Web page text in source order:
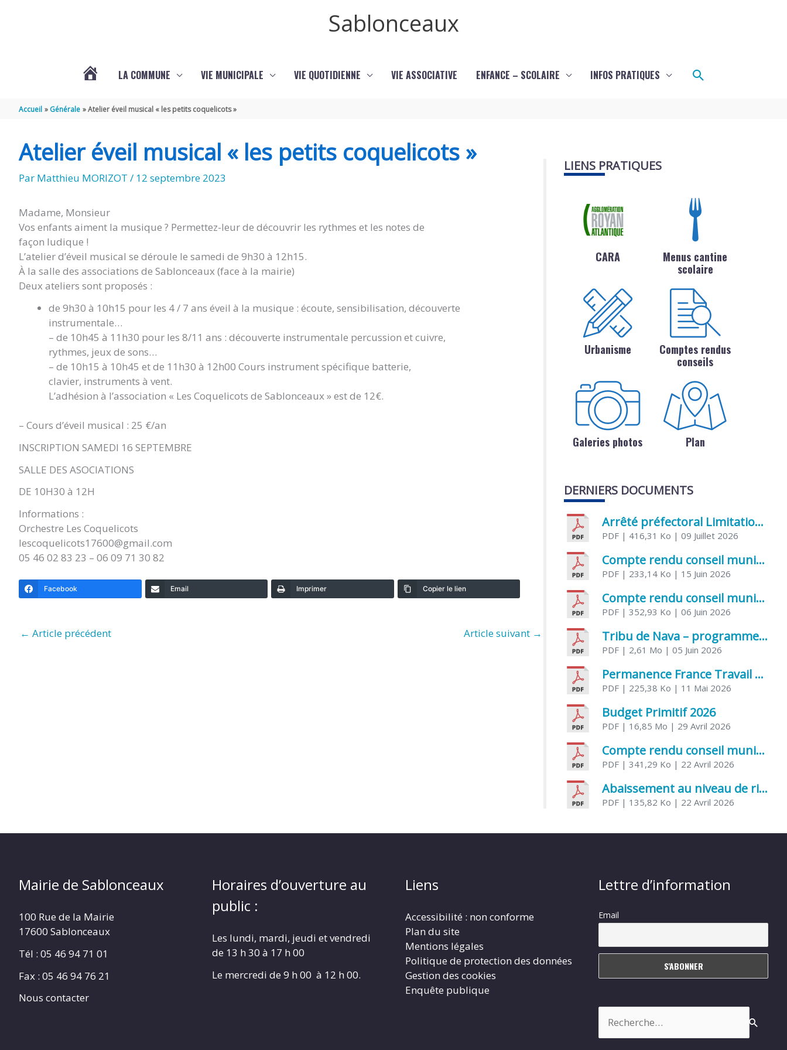
Sablonceaux
LA COMMUNE VIE MUNICIPALE VIE QUOTIDIENNE VIE ASSOCIATIVE ENFANCE – SCOLAIRE INFOS PRATIQUES Rechercher
Accueil Générale Atelier éveil musical « les petits coquelicots »
Atelier éveil musical « les petits coquelicots »
Par Matthieu MORIZOT / 12 septembre 2023
Madame, Monsieur
Vos enfants aiment la musique ? Permettez-leur de découvrir les rythmes et les notes de
façon ludique !
L’atelier d’éveil musical se déroule le samedi de 9h30 à 12h15.
À la salle des associations de Sablonceaux (face à la mairie)
Deux ateliers sont proposés :
de 9h30 à 10h15 pour les 4 / 7 ans éveil à la musique : écoute, sensibilisation, découverte
instrumentale…
– de 10h45 à 11h30 pour les 8/11 ans : découverte instrumentale percussion et cuivre,
rythmes, jeux de sons…
– de 10h15 à 10h45 et de 11h30 à 12h00 Cours instrument spécifique batterie,
clavier, instruments à vent.
L’adhésion à l’association « Les Coquelicots de Sablonceaux » est de 12€.
– Cours d’éveil musical : 25 €/an
INSCRIPTION SAMEDI 16 SEPTEMBRE
SALLE DES ASOCIATIONS
DE 10H30 à 12H
Informations :
Orchestre Les Coquelicots
lescoquelicots17600@gmail.com
05 46 02 83 23 – 06 09 71 30 82
Facebook Email Imprimer Copier le lien
← Article précédent Article suivant →
LIENS PRATIQUES
CARA
Menus cantine
scolaire
Urbanisme
Comptes rendus
conseils
Galeries photos Plan
DERNIERS DOCUMENTS
Arrêté préfectoral Limitation provisoire des usages de l’eau
PDF | 416,31 Ko | 09 Juillet 2026
Compte rendu conseil municipal 5 juin 2026 sénatoriale
PDF | 233,14 Ko | 15 Juin 2026
Compte rendu conseil municipal – 21 avril 2026
PDF | 352,93 Ko | 06 Juin 2026
Tribu de Nava – programme et inscriptions été 2026
PDF | 2,61 Mo | 05 Juin 2026
Permanence France Travail au CCAS de Saujon Juin 2026
PDF | 225,38 Ko | 11 Mai 2026
Budget Primitif 2026
PDF | 16,85 Mo | 29 Avril 2026
Compte rendu conseil municipal – 7 avril 2026
PDF | 341,29 Ko | 22 Avril 2026
Abaissement au niveau de risque modéré de l’Influenza aviaire
PDF | 135,82 Ko | 22 Avril 2026
Mairie de Sablonceaux
100 Rue de la Mairie
17600 Sablonceaux
Tél : 05 46 94 71 01
Fax : 05 46 94 76 21
Nous contacter
Horaires d’ouverture au
public :
Les lundi, mardi, jeudi et vendredi
de 13 h 30 à 17 h 00
Le mercredi de 9 h 00 à 12 h 00.
Liens
Accessibilité : non conforme
Plan du site
Mentions légales
Politique de protection des données
Gestion des cookies
Enquête publique
Lettre d’information
Email